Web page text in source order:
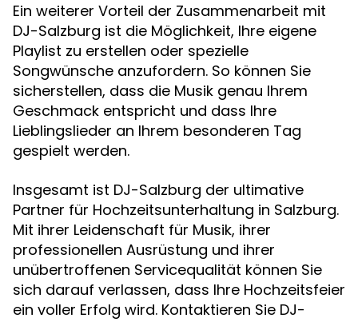
Ein weiterer Vorteil der Zusammenarbeit mit
DJ-Salzburg ist die Möglichkeit, Ihre eigene
Playlist zu erstellen oder spezielle
Songwünsche anzufordern. So können Sie
sicherstellen, dass die Musik genau Ihrem
Geschmack entspricht und dass Ihre
Lieblingslieder an Ihrem besonderen Tag
gespielt werden.
Insgesamt ist DJ-Salzburg der ultimative
Partner für Hochzeitsunterhaltung in Salzburg.
Mit ihrer Leidenschaft für Musik, ihrer
professionellen Ausrüstung und ihrer
unübertroffenen Servicequalität können Sie
sich darauf verlassen, dass Ihre Hochzeitsfeier
ein voller Erfolg wird. Kontaktieren Sie DJ-